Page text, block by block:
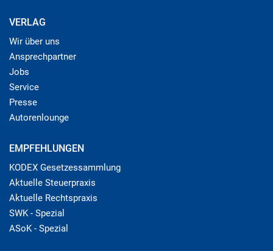
VERLAG
Wir über uns
Ansprechpartner
Jobs
Service
Presse
Autorenlounge
EMPFEHLUNGEN
KODEX Gesetzessammlung
Aktuelle Steuerpraxis
Aktuelle Rechtspraxis
SWK - Spezial
ASoK - Spezial